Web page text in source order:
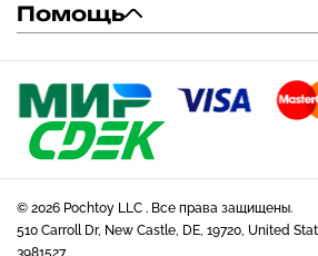
Помощь
© 2026 Pochtoy LLC . Все права защищены.
510 Carroll Dr, New Castle, DE, 19720, United
3981527